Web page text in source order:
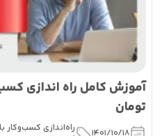
تومان
راه‌اندازی کسب‌و‌کار